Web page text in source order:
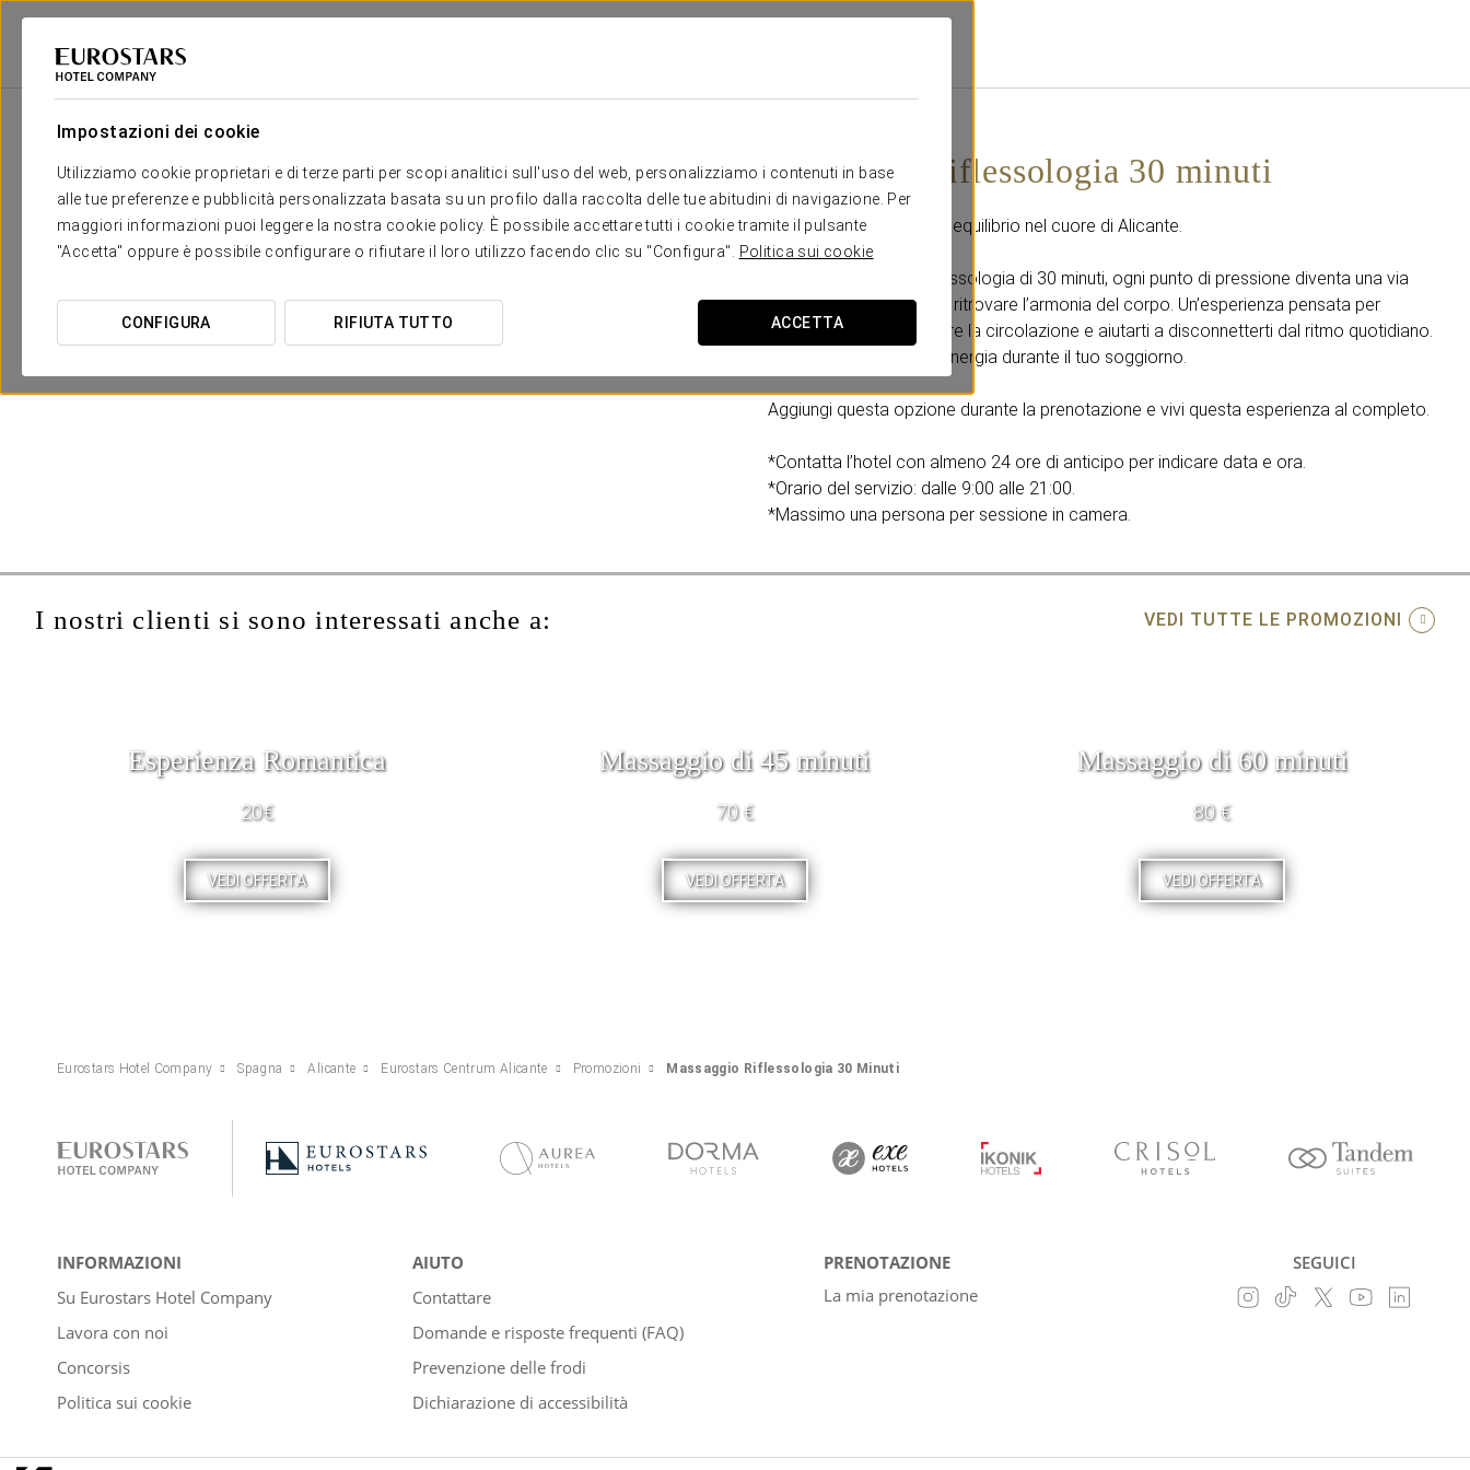
Impostazioni dei cookie
Utilizziamo cookie proprietari e di terze parti per scopi analitici sull'uso del web, personalizziamo i contenuti in base
alle tue preferenze e pubblicità personalizzata basata su un profilo dalla raccolta delle tue abitudini di navigazione. Per
maggiori informazioni puoi leggere la nostra cookie policy. È possibile accettare tutti i cookie tramite il pulsante
"Accetta" oppure è possibile configurare o rifiutare il loro utilizzo facendo clic su "Configura".
Politica sui cookie
CONFIGURA RIFIUTA TUTTO ACCETTA
Eurostars Hotel Company
Massaggio riflessologia 30 minuti
Regalati un momento di equilibrio nel cuore di Alicante.
Con il massaggio di riflessologia di 30 minuti, ogni punto di pressione diventa una via
per liberare le tensioni e ritrovare l’armonia del corpo. Un’esperienza pensata per
rilassare i piedi, migliorare la circolazione e aiutarti a disconnetterti dal ritmo quotidiano.
Perfetta per ricaricare energia durante il tuo soggiorno.
Aggiungi questa opzione durante la prenotazione e vivi questa esperienza al completo.
*Contatta l’hotel con almeno 24 ore di anticipo per indicare data e ora.
*Orario del servizio: dalle 9:00 alle 21:00.
*Massimo una persona per sessione in camera.
I nostri clienti si sono interessati anche a: VEDI TUTTE LE PROMOZIONI
Esperienza Romantica
20€
VEDI OFFERTA
Massaggio di 45 minuti
70 €
VEDI OFFERTA
Massaggio di 60 minuti
80 €
VEDI OFFERTA
Eurostars Hotel Company Spagna Alicante Eurostars Centrum Alicante Promozioni Massaggio Riflessologia 30 Minuti
INFORMAZIONI
Su Eurostars Hotel Company
Lavora con noi
Concorsis
Politica sui cookie
AIUTO
Contattare
Domande e risposte frequenti (FAQ)
Prevenzione delle frodi
Dichiarazione di accessibilità
PRENOTAZIONE
La mia prenotazione
SEGUICI